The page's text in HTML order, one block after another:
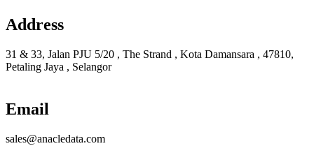
Address
31 & 33, Jalan PJU 5/20 , The Strand , Kota Damansara , 47810,
Petaling Jaya , Selangor
Email
sales@anacledata.com